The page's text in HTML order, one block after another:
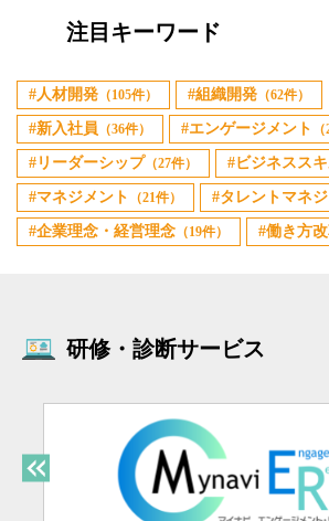
注目キーワード
人材開発 （105件） 組織開発 （62件）
新入社員 （36件） エンゲージメント
リーダーシップ（27件） ビジネスス
マネジメント （21件） タレントマネ
企業理念・経営理念 （19件） 働き方
研修・診断サービス